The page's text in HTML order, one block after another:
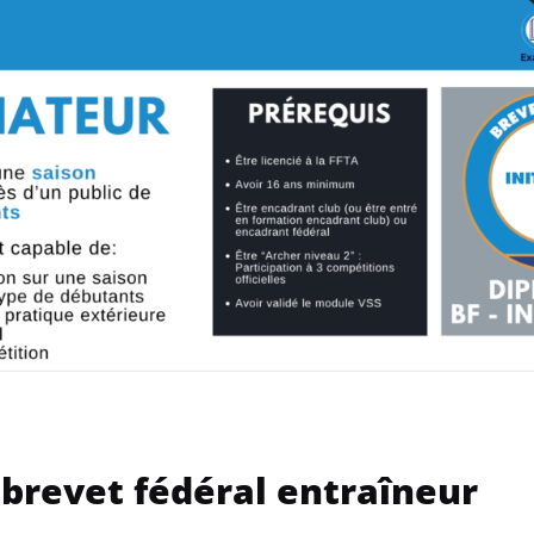
fédéral entraîneur